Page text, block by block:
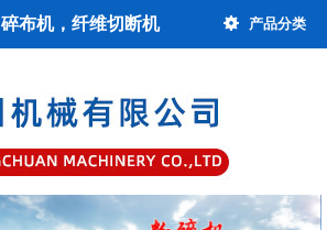
碎布机，纤维切断机 产品分类